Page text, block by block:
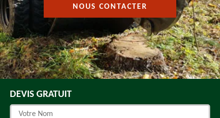
NOUS CONTACTER
DEVIS GRATUIT